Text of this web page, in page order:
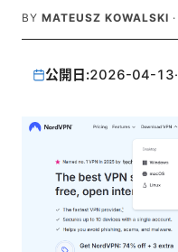
BY MATEUSZ KOWALSKI ·
公開日:2026-04-13·